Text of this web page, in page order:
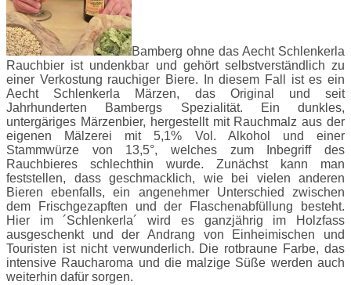
Bamberg ohne das Aecht Schlenkerla
Rauchbier ist undenkbar und gehört selbstverständlich zu
einer Verkostung rauchiger Biere. In diesem Fall ist es ein
Aecht Schlenkerla Märzen, das Original und seit
Jahrhunderten Bambergs Spezialität. Ein dunkles,
untergäriges Märzenbier, hergestellt mit Rauchmalz aus der
eigenen Mälzerei mit 5,1% Vol. Alkohol und einer
Stammwürze von 13,5°, welches zum Inbegriff des
Rauchbieres schlechthin wurde. Zunächst kann man
feststellen, dass geschmacklich, wie bei vielen anderen
Bieren ebenfalls, ein angenehmer Unterschied zwischen
dem Frischgezapften und der Flaschenabfüllung besteht.
Hier im ´Schlenkerla´ wird es ganzjährig im Holzfass
ausgeschenkt und der Andrang von Einheimischen und
Touristen ist nicht verwunderlich. Die rotbraune Farbe, das
intensive Raucharoma und die malzige Süße werden auch
weiterhin dafür sorgen.